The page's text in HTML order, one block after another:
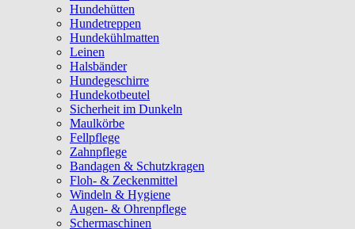
Hundehütten
Hundetreppen
Hundekühlmatten
Leinen
Halsbänder
Hundegeschirre
Hundekotbeutel
Sicherheit im Dunkeln
Maulkörbe
Fellpflege
Zahnpflege
Bandagen & Schutzkragen
Floh- & Zeckenmittel
Windeln & Hygiene
Augen- & Ohrenpflege
Schermaschinen